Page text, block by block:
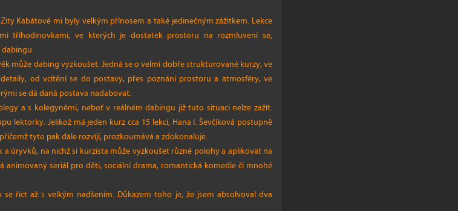
Kabátové mi byly velkým přínosem a také jedinečným zážitkem. Lekce
tříhodinovkami, ve kterých je dostatek prostoru na rozmluvení se,
může dabing vyzkoušet. Jedná se o velmi dobře strukturované kurzy, ve
od vcítění se do postavy, přes poznání prostoru a atmosféry, ve
se dá daná postava nadabovat.
a s kolegyněmi, neboť v reálném dabingu již tuto situaci nelze zažít.
lektorky. Jelikož má jeden kurz cca 15 lekcí, Hana I. Ševčíková postupně
tyto pak dále rozvíjí, prozkoumává a zdokonaluje.
úryvků, na nichž si kurzista může vyzkoušet různé polohy a aplikovat na
animovaný seriál pro děti, sociální drama, romantická komedie či mnohé
říct až s velkým nadšením. Důkazem toho je, že jsem absolvoval dva